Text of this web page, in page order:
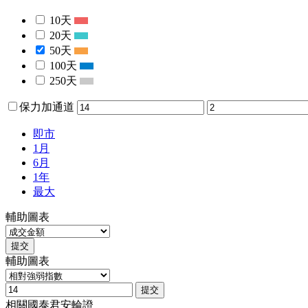
10天
20天
50天
100天
250天
保力加通道
即市
1月
6月
1年
最大
輔助圖表
提交
輔助圖表
提交
相關國泰君安輪證